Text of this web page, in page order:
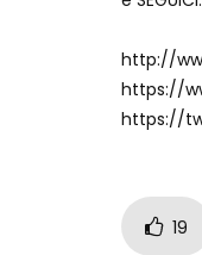
http://
https://
https://
19